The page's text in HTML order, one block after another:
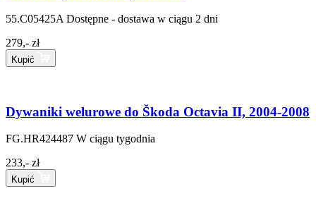
55.C05425A Dostępne - dostawa w ciągu 2 dni
279,- zł
Kupić
Dywaniki welurowe do Škoda Octavia II, 2004-2008
FG.HR424487 W ciągu tygodnia
233,- zł
Kupić